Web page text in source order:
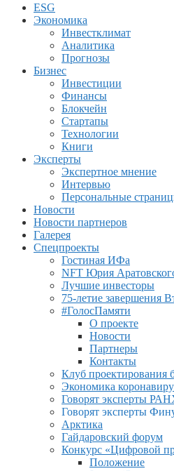
ESG
Экономика
Инвестклимат
Аналитика
Прогнозы
Бизнес
Инвестиции
Финансы
Блокчейн
Стартапы
Технологии
Книги
Эксперты
Экспертное мнение
Интервью
Персональные
Новости
Новости партнеров
Галерея
Спецпроекты
Гостиная ИФа
NFT Юрия
Лучшие инвесторы
75-летие завершения
#ГолосПамяти
О проекте
Новости
Партнеры
Контакты
Клуб проектирования
Экономика
Говорят эксперты
Говорят эксперты
Арктика
Гайдаровский форум
Конкурс «Цифровой
Положение